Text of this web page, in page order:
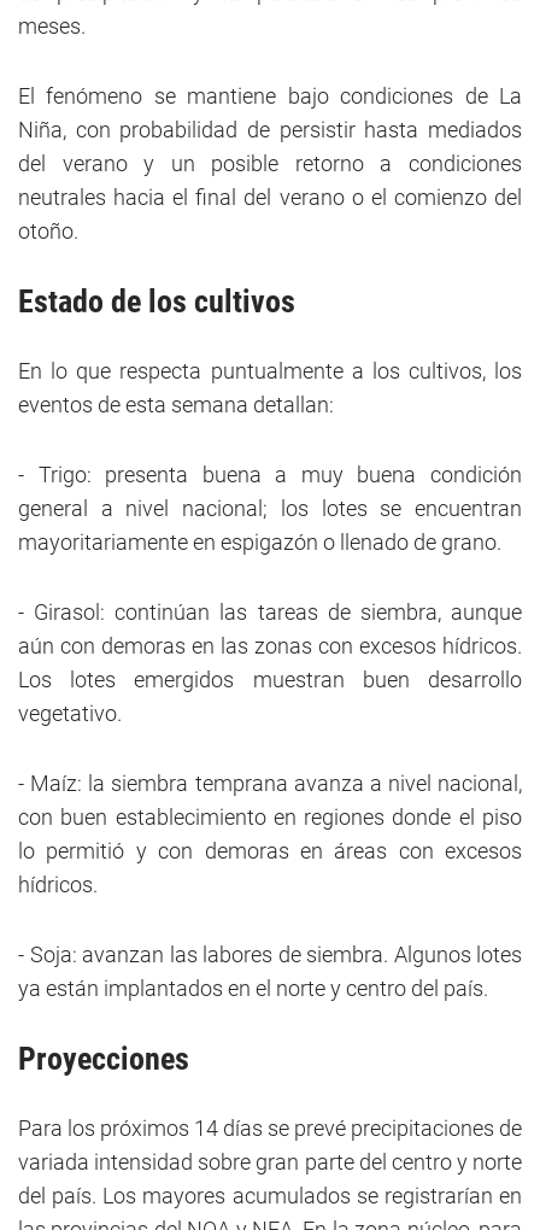
meses.
El fenómeno se mantiene bajo condiciones de La
Niña, con probabilidad de persistir hasta mediados
del verano y un posible retorno a condiciones
neutrales hacia el final del verano o el comienzo del
otoño.
Estado de los cultivos
En lo que respecta puntualmente a los cultivos, los
eventos de esta semana detallan:
- Trigo: presenta buena a muy buena condición
general a nivel nacional; los lotes se encuentran
mayoritariamente en espigazón o llenado de grano.
- Girasol: continúan las tareas de siembra, aunque
aún con demoras en las zonas con excesos hídricos.
Los lotes emergidos muestran buen desarrollo
vegetativo.
- Maíz: la siembra temprana avanza a nivel nacional,
con buen establecimiento en regiones donde el piso
lo permitió y con demoras en áreas con excesos
hídricos.
- Soja: avanzan las labores de siembra. Algunos lotes
ya están implantados en el norte y centro del país.
Proyecciones
Para los próximos 14 días se prevé precipitaciones de
variada intensidad sobre gran parte del centro y norte
del país. Los mayores acumulados se registrarían en